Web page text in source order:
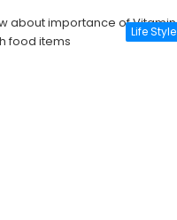
Life Style